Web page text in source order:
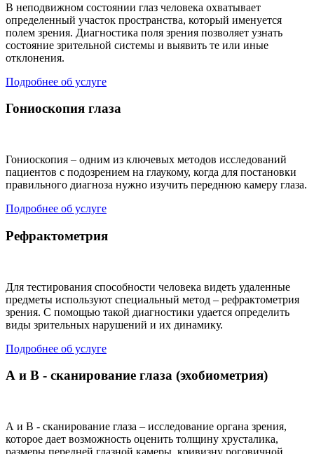
В неподвижном состоянии глаз человека охватывает
определенный участок пространства, который именуется
полем зрения. Диагностика поля зрения позволяет узнать
состояние зрительной системы и выявить те или иные
отклонения.
Подробнее об услуге
Гониоскопия глаза
Гониоскопия – одним из ключевых методов исследований
пациентов с подозрением на глаукому, когда для постановки
правильного диагноза нужно изучить переднюю камеру глаза.
Подробнее об услуге
Рефрактометрия
Для тестирования способности человека видеть удаленные
предметы используют специальный метод – рефрактометрия
зрения. С помощью такой диагностики удается определить
виды зрительных нарушений и их динамику.
Подробнее об услуге
А и В - сканирование глаза (эхобиометрия)
А и В - сканирование глаза – исследование органа зрения,
которое дает возможность оценить толщину хрусталика,
размеры передней глазной камеры, кривизну роговичной